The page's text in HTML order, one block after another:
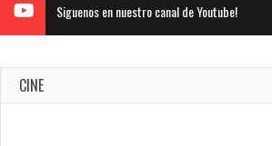
Siguenos en nuestro canal de Youtube!
CINE